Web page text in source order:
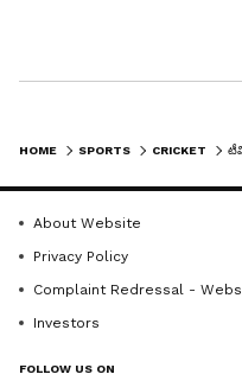
6
HOME SPORTS CRICKET
About Website
Privacy Policy
Complaint Redressal - Website
Investors
FOLLOW US ON